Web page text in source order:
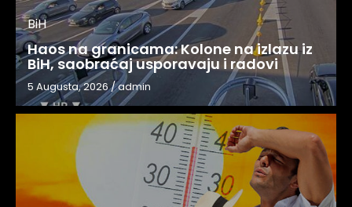
BiH
Haos na granicama: Kolone na izlazu iz
BiH, saobraćaj usporavaju i radovi
5 Augusta, 2026/admin